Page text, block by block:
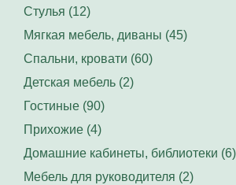
Стулья (12)
Мягкая мебель, диваны (45)
Спальни, кровати (60)
Детская мебель (2)
Гостиные (90)
Прихожие (4)
Домашние кабинеты, библиотеки (6)
Мебель для руководителя (2)